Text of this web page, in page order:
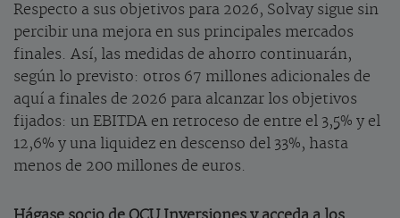
Respecto a sus objetivos para 2026, Solvay sigue sin
percibir una mejora en sus principales mercados
finales. Así, las medidas de ahorro continuarán,
según lo previsto: otros 67 millones adicionales de
aquí a finales de 2026 para alcanzar los objetivos
fijados: un EBITDA en retroceso de entre el 3,5% y el
12,6% y una liquidez en descenso del 33%, hasta
menos de 200 millones de euros.